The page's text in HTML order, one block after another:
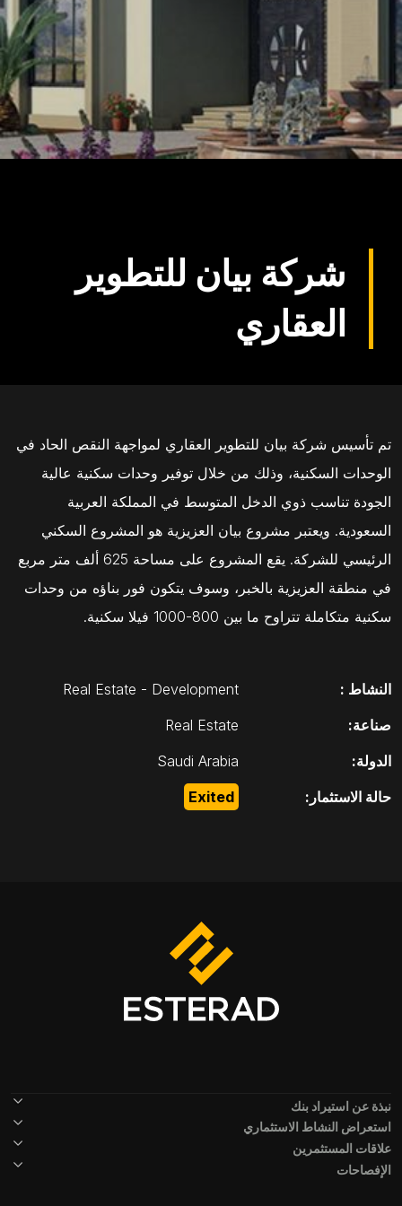
شركة بيان للتطوير
العقاري
تم تأسيس شركة بيان للتطوير العقاري لمواجهة النقص الحاد في
الوحدات السكنية، وذلك من خلال توفير وحدات سكنية عالية
الجودة تناسب ذوي الدخل المتوسط في المملكة العربية
السعودية. ويعتبر مشروع بيان العزيزية هو المشروع السكني
الرئيسي للشركة. يقع المشروع على مساحة 625 ألف متر مربع
في منطقة العزيزية بالخبر، وسوف يتكون فور بناؤه من وحدات
سكنية متكاملة تتراوح ما بين 800-1000 فيلا سكنية.
النشاط :
Real Estate - Development
صناعة:
Real Estate
الدولة:
Saudi Arabia
حالة الاستثمار:
Exited
نبذة عن استيراد بنك
استعراض النشاط الاستثماري
علاقات المستثمرين
الإفصاحات